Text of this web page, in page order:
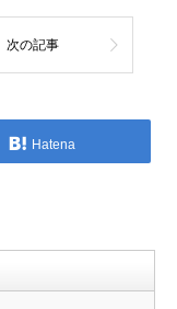
次の記事
Hatena